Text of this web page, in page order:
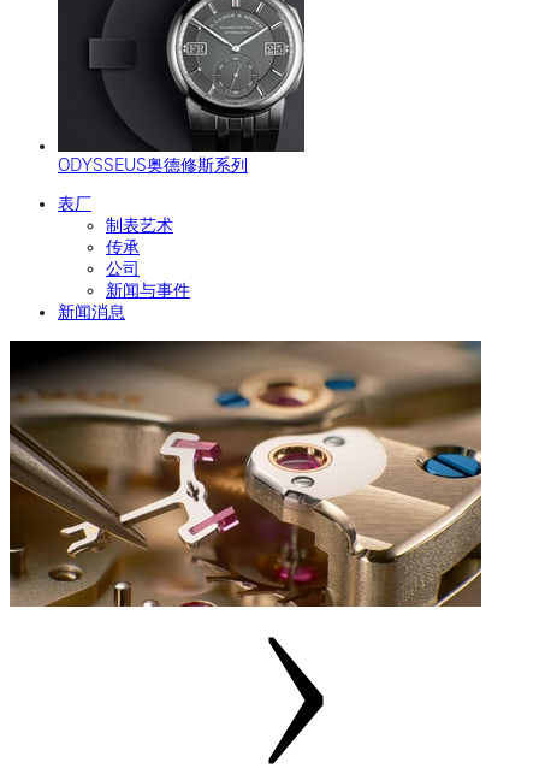
ODYSSEUS奥德修斯系列
表厂
制表艺术
传承
公司
新闻与事件
新闻消息